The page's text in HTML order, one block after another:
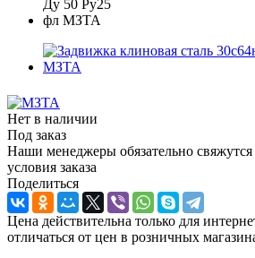
Нет в наличии
Под заказ
Наши менеджеры обязательно
условия заказа
Поделиться
Цена действительна только для
отличаться от цен в розничных